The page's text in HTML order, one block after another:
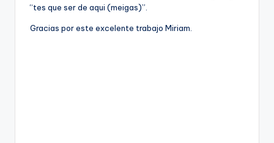
“tes que ser de aqui (meigas)”.
Gracias por este excelente trabajo Miriam.